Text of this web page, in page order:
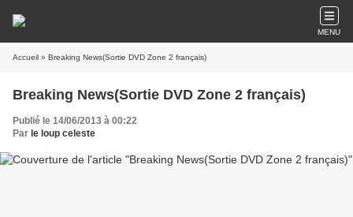
MENU
Accueil » Breaking News(Sortie DVD Zone 2 français)
Breaking News(Sortie DVD Zone 2 français)
Publié le 14/06/2013 à 00:22
Par le loup celeste